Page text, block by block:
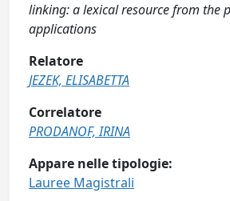
linking: a lexical resource from the
applications
Relatore
JEZEK, ELISABETTA
Correlatore
PRODANOF, IRINA
Appare nelle tipologie:
Lauree Magistrali